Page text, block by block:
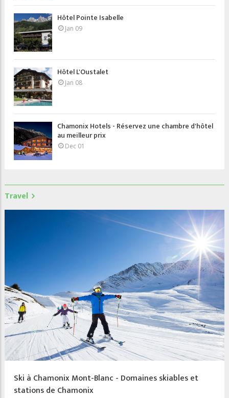
Hôtel Pointe Isabelle
Jan 09
Hôtel L'Oustalet
Jan 08
Chamonix Hotels - Réservez une chambre d'hôtel
au meilleur prix
Dec 01
Travel
Ski à Chamonix Mont-Blanc - Domaines skiables et
stations de Chamonix